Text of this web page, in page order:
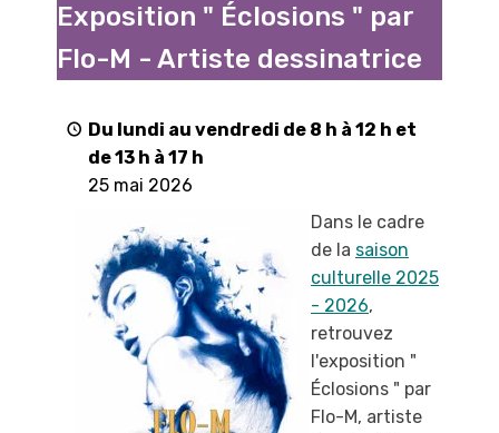
Éclosions
Exposition " Éclosions " par
Flo-M - Artiste dessinatrice
Du lundi au vendredi de 8 h à 12 h et
de 13 h à 17 h
25 mai 2026
Dans le cadre
de la saison
culturelle 2025
- 2026,
retrouvez
l'exposition "
Éclosions " par
Flo-M, artiste